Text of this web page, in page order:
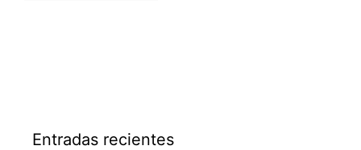
Entradas recientes